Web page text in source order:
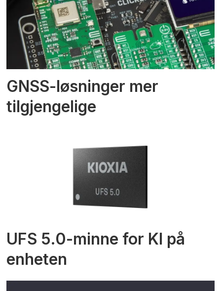
GNSS-løsninger mer
tilgjengelige
UFS 5.0-minne for KI på
enheten